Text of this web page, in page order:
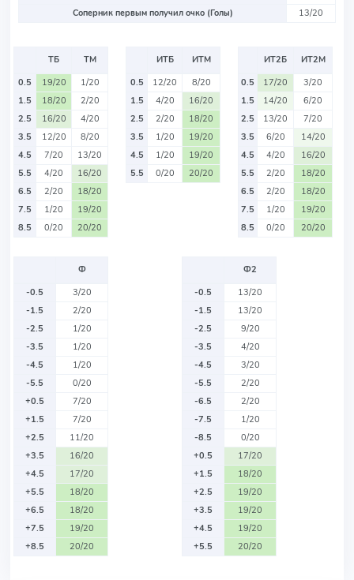
Соперник первым получил очко (Голы)
13/20
ТБ
ТМ
0.5
19/20
1/20
1.5
18/20
2/20
2.5
16/20
4/20
3.5
12/20
8/20
4.5
7/20
13/20
5.5
4/20
16/20
6.5
2/20
18/20
7.5
1/20
19/20
8.5
0/20 20/20
ИТБ
ИТМ
0.5
12/20
8/20
1.5
4/20
16/20
2.5
2/20
18/20
3.5
1/20
19/20
4.5
1/20
19/20
5.5
0/20 20/20
ИТ2Б
ИТ2М
0.5
17/20
3/20
1.5
14/20
6/20
2.5
13/20
7/20
3.5
6/20
14/20
4.5
4/20
16/20
5.5
2/20
18/20
6.5
2/20
18/20
7.5
1/20
19/20
8.5
0/20 20/20
Ф
-0.5
3/20
-1.5
2/20
-2.5
1/20
-3.5
1/20
-4.5
1/20
-5.5
0/20
+0.5
7/20
+1.5
7/20
+2.5
11/20
+3.5
16/20
+4.5
17/20
+5.5
18/20
+6.5
18/20
+7.5
19/20
+8.5
20/20
Ф2
-0.5
13/20
-1.5
13/20
-2.5
9/20
-3.5
4/20
-4.5
3/20
-5.5
2/20
-6.5
2/20
-7.5
1/20
-8.5
0/20
+0.5
17/20
+1.5
18/20
+2.5
19/20
+3.5
19/20
+4.5
19/20
+5.5
20/20